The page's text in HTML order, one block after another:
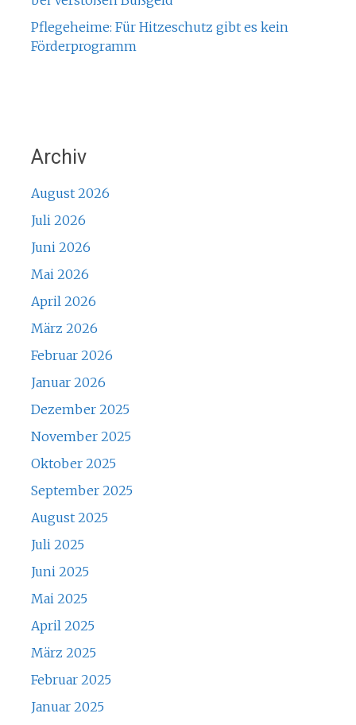
Pflegeheime: Für Hitzeschutz gibt es kein
Förderprogramm
Archiv
August 2026
Juli 2026
Juni 2026
Mai 2026
April 2026
März 2026
Februar 2026
Januar 2026
Dezember 2025
November 2025
Oktober 2025
September 2025
August 2025
Juli 2025
Juni 2025
Mai 2025
April 2025
März 2025
Februar 2025
Januar 2025